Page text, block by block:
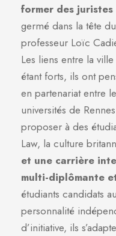
former des
germé dans la tête
professeur Loïc
Les liens entre la
étant forts, ils ont
en partenariat entre
universités de
proposer à des
Law, la culture
et une carrière
multi-diplômante
étudiants candidats
personnalité
d’initiative, ils